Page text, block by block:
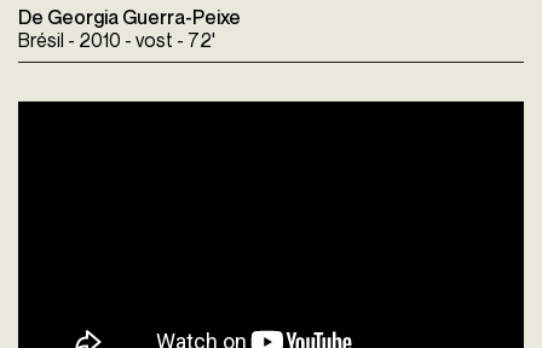
De Georgia Guerra-Peixe
Brésil - 2010 - vost - 72'